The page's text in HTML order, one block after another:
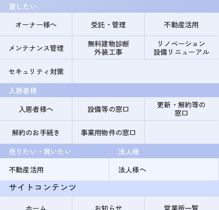
貸したい
オーナー様へ
受託・管理 不動産活用
メンテナンス管理
無料建物診断
外装工事
リノベーション
設備リニューアル
セキュリティ対策
入居者様
入居者様へ
設備等の窓口
更新・解約等の
窓口
解約のお手続き
事業用物件の窓口
売りたい・買いたい
不動産活用
法人様
法人様へ
サイトコンテンツ
ホーム お知らせ 営業所一覧